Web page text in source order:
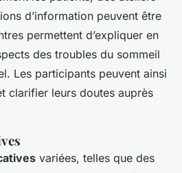
d’information peuvent être
permettent d’expliquer en
des troubles du sommeil
Les participants peuvent ainsi
clarifier leurs doutes auprès
variées, telles que des